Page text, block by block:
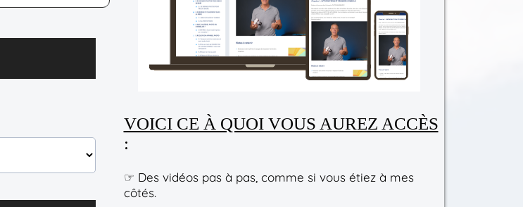
VOICI CE À QUOI VOUS AUREZ ACCÈS
:
☞ Des vidéos pas à pas, comme si vous étiez à mes
côtés.